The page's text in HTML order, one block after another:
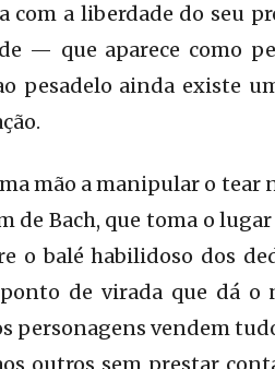
a liberdade do seu
— que aparece como
pesadelo ainda existe
mão a manipular o tear
de Bach, que toma o
o balé habilidoso dos
de virada que dá
personagens vendem